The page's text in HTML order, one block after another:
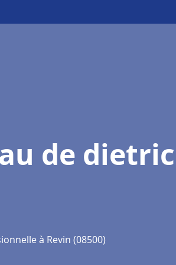
de
à Revin (08500)